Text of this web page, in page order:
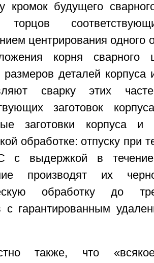
кромок будущего
торцов
центрирования одного
корня
размеров деталей корпуса
сварку этих
заготовок
заготовки корпуса и
обработке: отпуску при
с выдержкой в
производят их
обработку до
с гарантированным
также, что